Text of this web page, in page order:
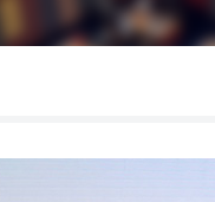
图示国图
服务简介